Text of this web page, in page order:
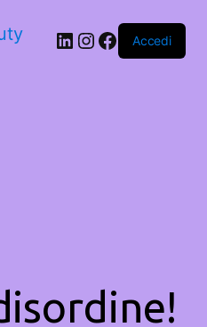
LinkedIn
Instagram
Facebook
Accedi